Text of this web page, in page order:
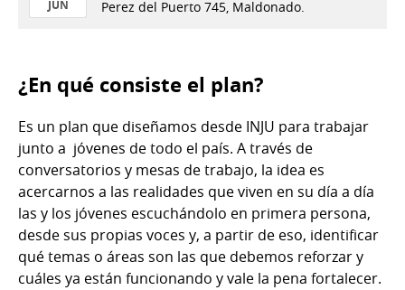
JUN
del
Perez del Puerto 745, Maldonado.
¿En qué consiste el plan?
Es un plan que diseñamos desde INJU para trabajar
junto a jóvenes de todo el país. A través de
conversatorios y mesas de trabajo, la idea es
acercarnos a las realidades que viven en su día a día
las y los jóvenes escuchándolo en primera persona,
desde sus propias voces y, a partir de eso, identificar
qué temas o áreas son las que debemos reforzar y
cuáles ya están funcionando y vale la pena fortalecer.